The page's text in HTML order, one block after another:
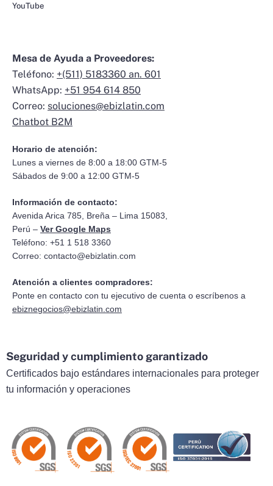
YouTube
Mesa de Ayuda a Proveedores:
Teléfono: +(511) 5183360 an. 601
WhatsApp: +51 954 614 850
Correo: soluciones@ebizlatin.com
Chatbot B2M
Horario de atención:
Lunes a viernes de 8:00 a 18:00 GTM-5
Sábados de 9:00 a 12:00 GTM-5
Información de contacto:
Avenida Arica 785, Breña – Lima 15083,
Perú – Ver Google Maps
Teléfono: +51 1 518 3360
Correo: contacto@ebizlatin.com
Atención a clientes compradores:
Ponte en contacto con tu ejecutivo de cuenta o escríbenos a
ebiznegocios@ebizlatin.com
Seguridad y cumplimiento garantizado
Certificados bajo estándares internacionales para proteger
tu información y operaciones